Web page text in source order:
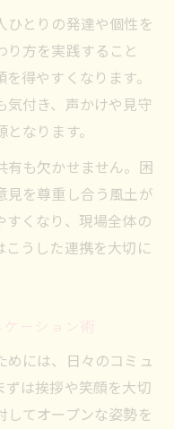
ひとりの発達や個性を
方を実践すること
得やすくなります。
付き、声かけや見守
なります。
有も欠かせません。困
見を尊重し合う風土が
すくなり、現場全体の
うした連携を大切に
ーション術
めには、日々のコミュ
は挨拶や笑顔を大切
してオープンな姿勢を